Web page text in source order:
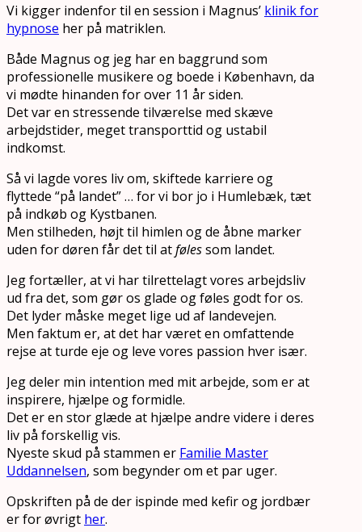
Vi kigger indenfor til en session i Magnus’ klinik for
hypnose her på matriklen.
Både Magnus og jeg har en baggrund som
professionelle musikere og boede i København, da
vi mødte hinanden for over 11 år siden.
Det var en stressende tilværelse med skæve
arbejdstider, meget transporttid og ustabil
indkomst.
Så vi lagde vores liv om, skiftede karriere og
flyttede “på landet” … for vi bor jo i Humlebæk, tæt
på indkøb og Kystbanen.
Men stilheden, højt til himlen og de åbne marker
uden for døren får det til atfølessom landet.
Jeg fortæller, at vi har tilrettelagt vores arbejdsliv
ud fra det, som gør os glade og føles godt for os.
Det lyder måske meget lige ud af landevejen.
Men faktum er, at det har været en omfattende
rejse at turde eje og leve vores passion hver især.
Jeg deler min intention med mit arbejde, som er at
inspirere, hjælpe og formidle.
Det er en stor glæde at hjælpe andre videre i deres
liv på forskellig vis.
Nyeste skud på stammen er Familie Master
Uddannelsen, som begynder om et par uger.
Opskriften på de der ispinde med kefir og jordbær
er for øvrigt her.